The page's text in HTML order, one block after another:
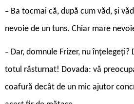
– Ba tocmai că, după cum văd, și
nevoie de un tuns. Chiar mare
– Dar, domnule Frizer, nu
totul răsturnat! Dovada: vă
coafură decât de un mic ajutor